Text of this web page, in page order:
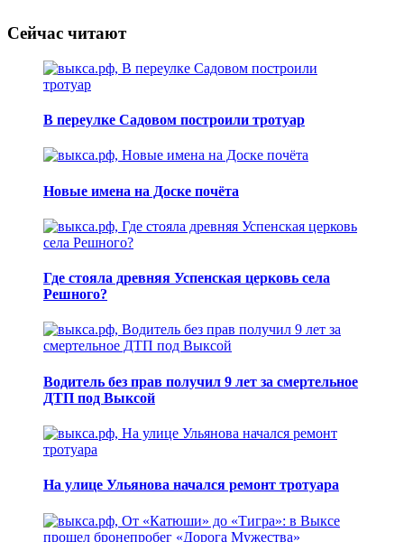
Сейчас читают
В переулке Садовом построили тротуар
Новые имена на Доске почёта
Где стояла древняя Успенская церковь села
Решного?
Водитель без прав получил 9 лет за смертельное
ДТП под Выксой
На улице Ульянова начался ремонт тротуара